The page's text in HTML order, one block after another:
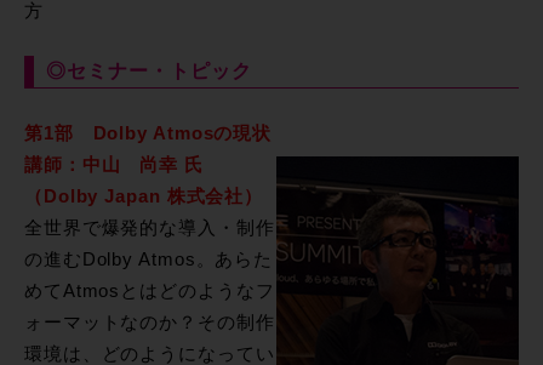
方
◎セミナー・トピック
第1部 Dolby Atmosの現状
講師：中山 尚幸 氏
（Dolby Japan 株式会社）
全世界で爆発的な導入・制作
の進むDolby Atmos。あらた
めてAtmosとはどのようなフ
ォーマットなのか？その制作
環境は、どのようになってい